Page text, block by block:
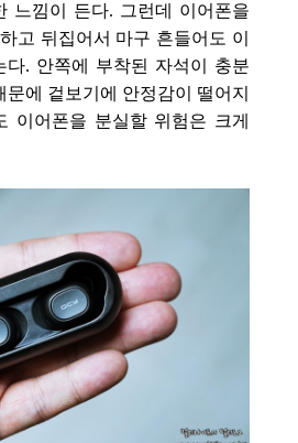
느낌이 든다. 그런데 이어폰을
고 뒤집어서 마구 흔들어도 이
다. 안쪽에 부착된 자석이 충분
에 겉보기에 안정감이 떨어지
이어폰을 분실할 위험은 크게